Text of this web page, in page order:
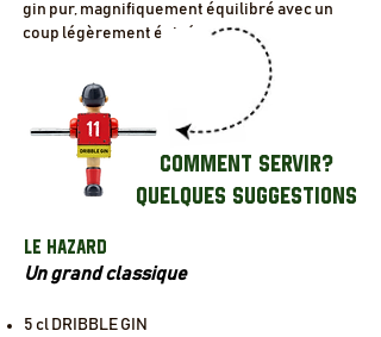
gin pur, magnifiquement équilibré avec un
coup légèrement épicé.
COMMENT SERVIR?
QUELQUES SUGGESTIONS
LE HAZARD
Un grand classique
5 cl DRIBBLE GIN